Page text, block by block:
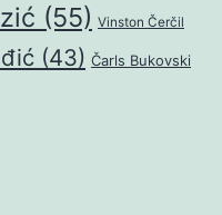
(55) Vinston Čerčil
(43) Čarls Bukovski